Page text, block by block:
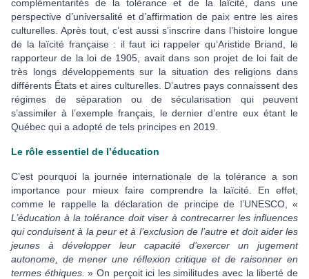
complémentarités de la tolérance et de la laïcité, dans une
perspective d’universalité et d’affirmation de paix entre les aires
culturelles. Après tout, c’est aussi s’inscrire dans l’histoire longue
de la laïcité française : il faut ici rappeler qu’Aristide Briand, le
rapporteur de la loi de 1905, avait dans son projet de loi fait de
très longs développements sur la situation des religions dans
différents États et aires culturelles. D’autres pays connaissent des
régimes de séparation ou de sécularisation qui peuvent
s’assimiler à l’exemple français, le dernier d’entre eux étant le
Québec qui a adopté de tels principes en 2019.
Le rôle essentiel de l’éducation
C’est pourquoi la journée internationale de la tolérance a son
importance pour mieux faire comprendre la laïcité. En effet,
comme le rappelle la déclaration de principe de l’UNESCO, «
L’éducation à la tolérance doit viser à contrecarrer les influences
qui conduisent à la peur et à l’exclusion de l’autre et doit aider les
jeunes à développer leur capacité d’exercer un jugement
autonome, de mener une réflexion critique et de raisonner en
termes éthiques.» On perçoit ici les similitudes avec la liberté de